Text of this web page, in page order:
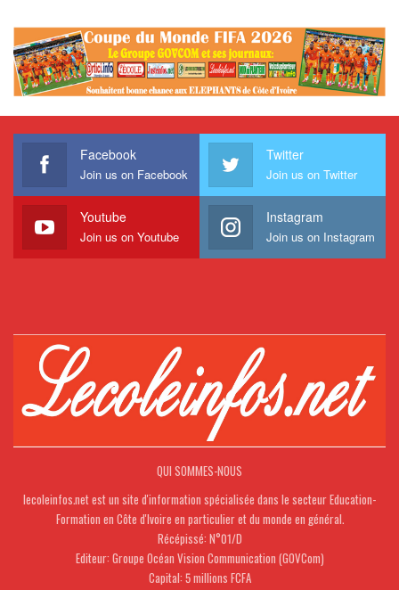
Facebook
Join us on Facebook
Twitter
Join us on Twitter
Youtube
Join us on Youtube
Instagram
Join us on Instagram
QUI SOMMES-NOUS
lecoleinfos.net est un site d'information spécialisée dans le secteur Education-
Formation en Côte d'Ivoire en particulier et du monde en général.
Récépissé: N°01/D
Editeur: Groupe Océan Vision Communication (GOVCom)
Capital: 5 millions FCFA